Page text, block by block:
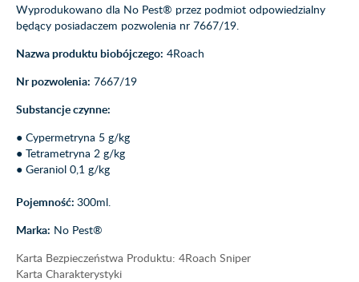
Wyprodukowano dla No Pest® przez podmiot odpowiedzialny
będący posiadaczem pozwolenia nr 7667/19.
Nazwa produktu biobójczego: 4Roach
Nr pozwolenia: 7667/19
Substancje czynne:
● Cypermetryna 5 g/kg
● Tetrametryna 2 g/kg
● Geraniol 0,1 g/kg
Pojemność: 300ml.
Marka: No Pest®
Karta Bezpieczeństwa Produktu: 4Roach Sniper
Karta Charakterystyki